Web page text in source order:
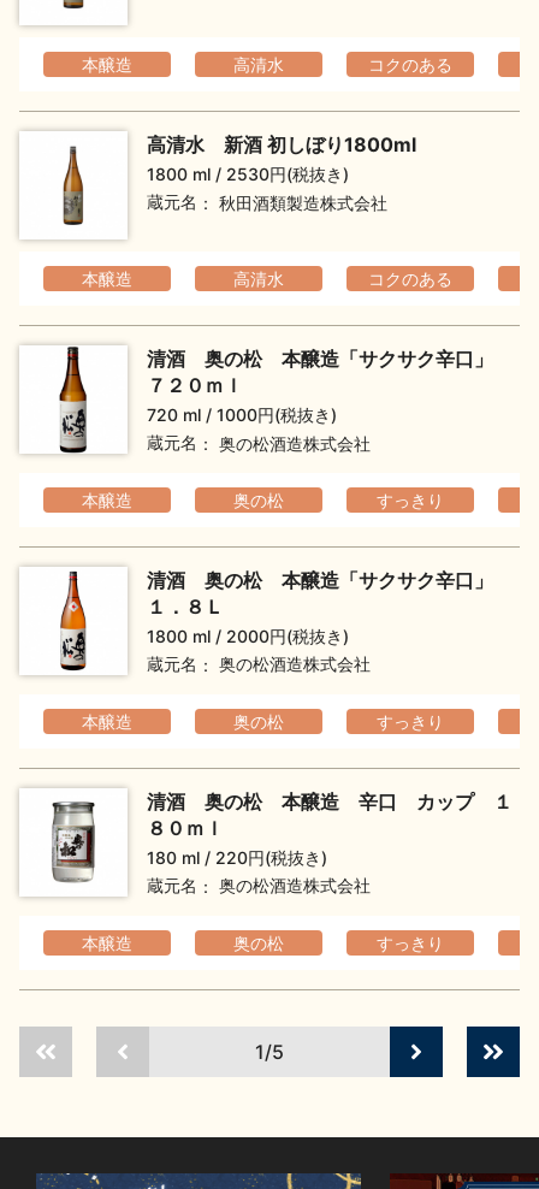
本醸造 高清水 コクのある
高清水 新酒 初しぼり1800ml
1800 ml
2530円(税抜き)
蔵元名
秋田酒類製造株式会社
本醸造 高清水 コクのある
清酒 奥の松 本醸造「サクサク辛口」
７２０ｍｌ
720 ml
1000円(税抜き)
蔵元名
奥の松酒造株式会社
本醸造 奥の松 すっきり
清酒 奥の松 本醸造「サクサク辛口」
１．８Ｌ
1800 ml
2000円(税抜き)
蔵元名
奥の松酒造株式会社
本醸造 奥の松 すっきり
清酒 奥の松 本醸造 辛口 カップ １
８０ｍｌ
180 ml
220円(税抜き)
蔵元名
奥の松酒造株式会社
本醸造 奥の松 すっきり
1/5